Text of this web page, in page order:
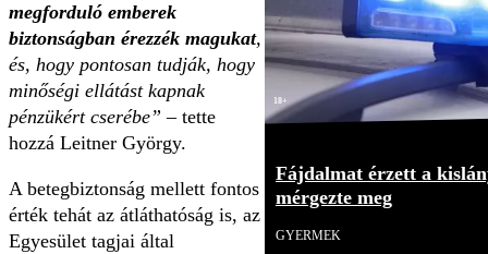
megforduló emberek
biztonságban érezzék magukat,
és, hogy pontosan tudják, hogy
minőségi ellátást kapnak
pénzükért cserébe” – tette
hozzá Leitner György.
A betegbiztonság mellett fontos
érték tehát az átláthatóság is, az
Egyesület tagjai által
18+
Fájdalmat érzett a
mérgezte meg
GYERMEK